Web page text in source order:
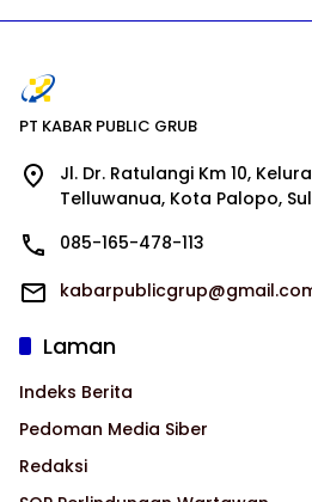
PT KABAR PUBLIC GRUB
Jl. Dr. Ratulangi Km 10,
Telluwanua, Kota Palopo,
085-165-478-113
Laman
Indeks Berita
Pedoman Media Siber
Redaksi